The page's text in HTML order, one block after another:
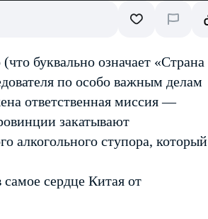
буквально означает «Страна
по особо важным делам
ответственная миссия —
закатывают
алкогольного ступора, который
сердце Китая от